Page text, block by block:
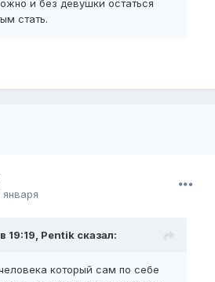
и без девушки остаться
стать.
января
19:19, Pentik сказал:
который сам по себе